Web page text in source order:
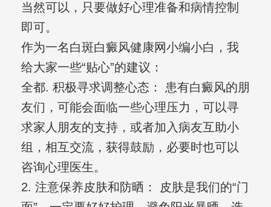
当然可以，只要做好心理准备和病情控制
即可。
作为一名白斑白癜风健康网小编小白，我
给大家一些“贴心”的建议：
全都. 积极寻求调整心态： 患有白癜风的朋
友们，可能会面临一些心理压力，可以寻
求家人朋友的支持，或者加入病友互助小
组，相互交流，获得鼓励，必要时也可以
咨询心理医生。
2. 注意保养皮肤和防晒： 皮肤是我们的“门